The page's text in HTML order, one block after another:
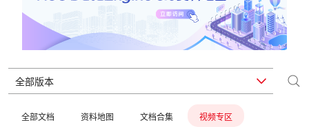
全部文档 资料地图 文档合集
视频专区